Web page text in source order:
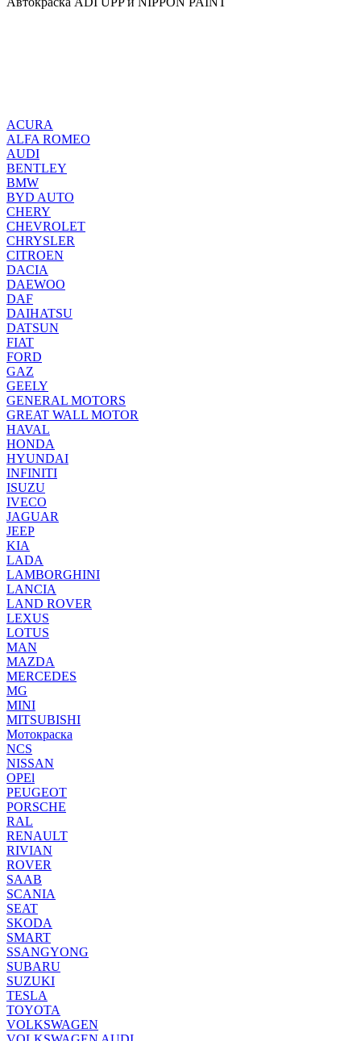
ACURA
ALFA ROMEO
AUDI
BENTLEY
BMW
BYD AUTO
CHERY
CHEVROLET
CHRYSLER
CITROEN
DACIA
DAEWOO
DAF
DAIHATSU
DATSUN
FIAT
FORD
GAZ
GEELY
GENERAL MOTORS
GREAT WALL MOTOR
HAVAL
HONDA
HYUNDAI
INFINITI
ISUZU
IVECO
JAGUAR
JEEP
KIA
LADA
LAMBORGHINI
LANCIA
LAND ROVER
LEXUS
LOTUS
MAN
MAZDA
MERCEDES
MG
MINI
MITSUBISHI
Мотокраска
NCS
NISSAN
OPEl
PEUGEOT
PORSCHE
RAL
RENAULT
RIVIAN
ROVER
SAAB
SCANIA
SEAT
SKODA
SMART
SSANGYONG
SUBARU
SUZUKI
TESLA
TOYOTA
VOLKSWAGEN